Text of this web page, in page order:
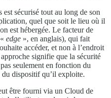
sécurisé tout au long de son
quel que soit le lieu où il
est hébergée. Le facteur de
edge », en anglais), qui fait
accéder, et non à l’endroit
signifie que la sécurité
seulement en fonction du
du dispositif qu’il exploite.
être fourni via un Cloud de